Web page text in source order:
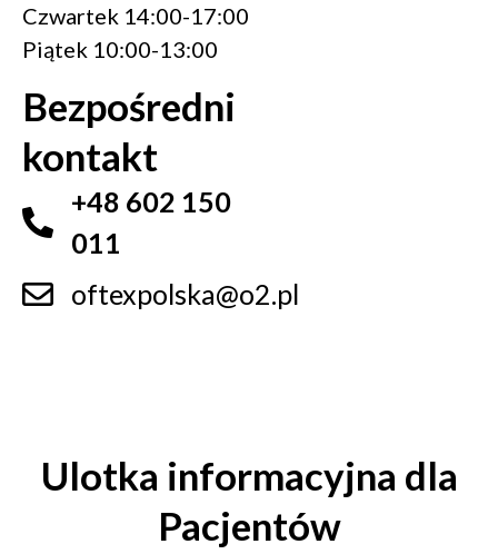
Czwartek 14:00-17:00
Piątek 10:00-13:00
Bezpośredni
kontakt
+48 602 150
011
oftexpolska@o2.pl
Ulotka informacyjna dla
Pacjentów